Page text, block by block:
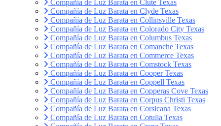
Compañía de Luz Barata en Clute Texas
Compañía de Luz Barata en Clyde Texas
Compañía de Luz Barata en Collinsville Texas
Compañía de Luz Barata en Colorado City Texas
Compañía de Luz Barata en Columbus Texas
Compañía de Luz Barata en Comanche Texas
Compañía de Luz Barata en Commerce Texas
Compañía de Luz Barata en Comstock Texas
Compañía de Luz Barata en Cooper Texas
Compañía de Luz Barata en Coppell Texas
Compañía de Luz Barata en Copperas Cove Texas
Compañía de Luz Barata en Corpus Christi Texas
Compañía de Luz Barata en Corsicana Texas
Compañía de Luz Barata en Cotulla Texas